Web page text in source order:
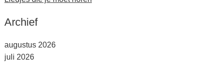
Archief
augustus 2026
juli 2026